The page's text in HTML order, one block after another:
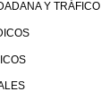
Y TRÁFICO